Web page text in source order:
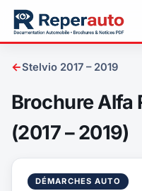
←Stelvio 2017 – 2019
Brochure Alfa
(2017 – 2019)
DÉMARCHES AUTO